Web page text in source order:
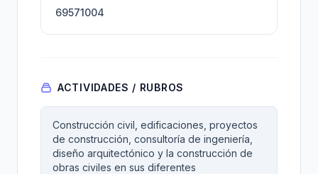
69571004
ACTIVIDADES / RUBROS
Construcción civil, edificaciones, proyectos
de construcción, consultoría de ingeniería,
diseño arquitectónico y la construcción de
obras civiles en sus diferentes